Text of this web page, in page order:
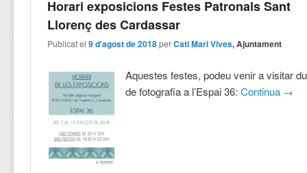
Horari exposicions Festes Patronals Sant
Llorenç des Cardassar
Publicat el9 d'agost de 2018 perCati Mari Vives, Ajuntament
Aquestes festes, podeu venir a visitar
de fotografia a l’Espai 36:Continua →